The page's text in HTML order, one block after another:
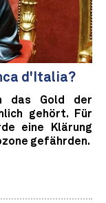
d'Italia?
das Gold der
gehört. Für
eine Klärung
gefährden.